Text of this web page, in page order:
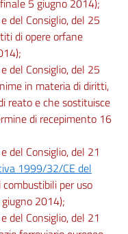
5 giugno 2014);
del Consiglio, del 25
di opere orfane
del Consiglio, del 25
in materia di diritti,
reato e che sostituisce
di recepimento 16
del Consiglio, del 21
1999/32/CE del
per uso
2014);
del Consiglio, del 21